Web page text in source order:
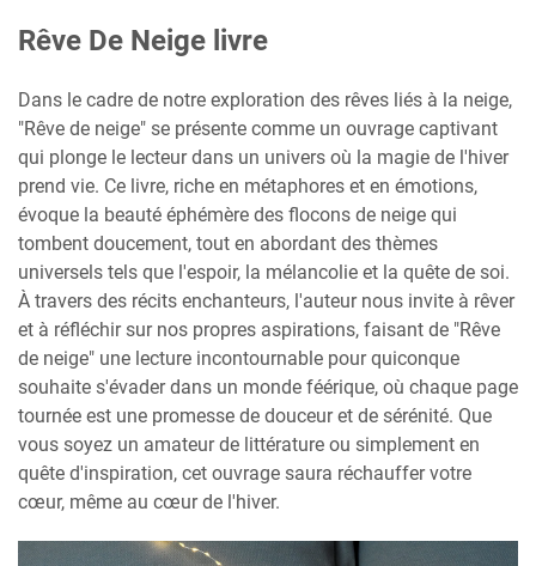
Rêve De Neige livre
Dans le cadre de notre exploration des rêves liés à la neige,
"Rêve de neige" se présente comme un ouvrage captivant
qui plonge le lecteur dans un univers où la magie de l'hiver
prend vie. Ce livre, riche en métaphores et en émotions,
évoque la beauté éphémère des flocons de neige qui
tombent doucement, tout en abordant des thèmes
universels tels que l'espoir, la mélancolie et la quête de soi.
À travers des récits enchanteurs, l'auteur nous invite à rêver
et à réfléchir sur nos propres aspirations, faisant de "Rêve
de neige" une lecture incontournable pour quiconque
souhaite s'évader dans un monde féérique, où chaque page
tournée est une promesse de douceur et de sérénité. Que
vous soyez un amateur de littérature ou simplement en
quête d'inspiration, cet ouvrage saura réchauffer votre
cœur, même au cœur de l'hiver.